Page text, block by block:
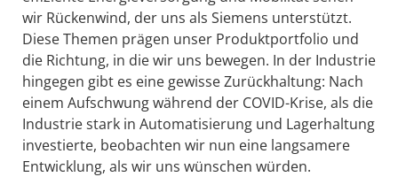
wir Rückenwind, der uns als Siemens unterstützt.
Diese Themen prägen unser Produktportfolio und
die Richtung, in die wir uns bewegen. In der Industrie
hingegen gibt es eine gewisse Zurückhaltung: Nach
einem Aufschwung während der COVID-Krise, als die
Industrie stark in Automatisierung und Lagerhaltung
investierte, beobachten wir nun eine langsamere
Entwicklung, als wir uns wünschen würden.